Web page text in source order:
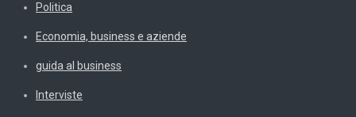
Politica
Economia, business e aziende
guida al business
Interviste